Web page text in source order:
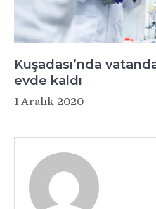
Kuşadası’nda
evde kaldı
1 Aralık 2020